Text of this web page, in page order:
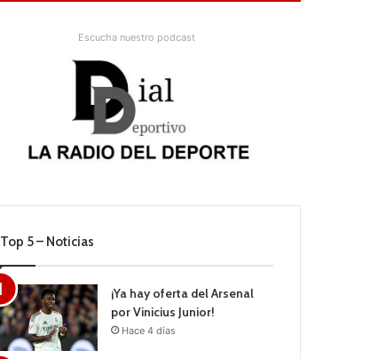
Escucha nuestro podcast
Top 5 – Noticias
¡Ya hay oferta del Arsenal
por Vinicius Junior!
Hace 4 días